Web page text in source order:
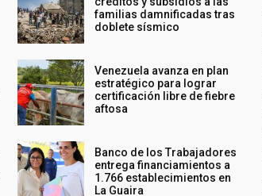
familias damnificadas tras
doblete sísmico
Venezuela avanza en plan
estratégico para lograr
certificación libre de fiebre
aftosa
Banco de los Trabajadores
entrega financiamientos a
1.766 establecimientos en
La Guaira